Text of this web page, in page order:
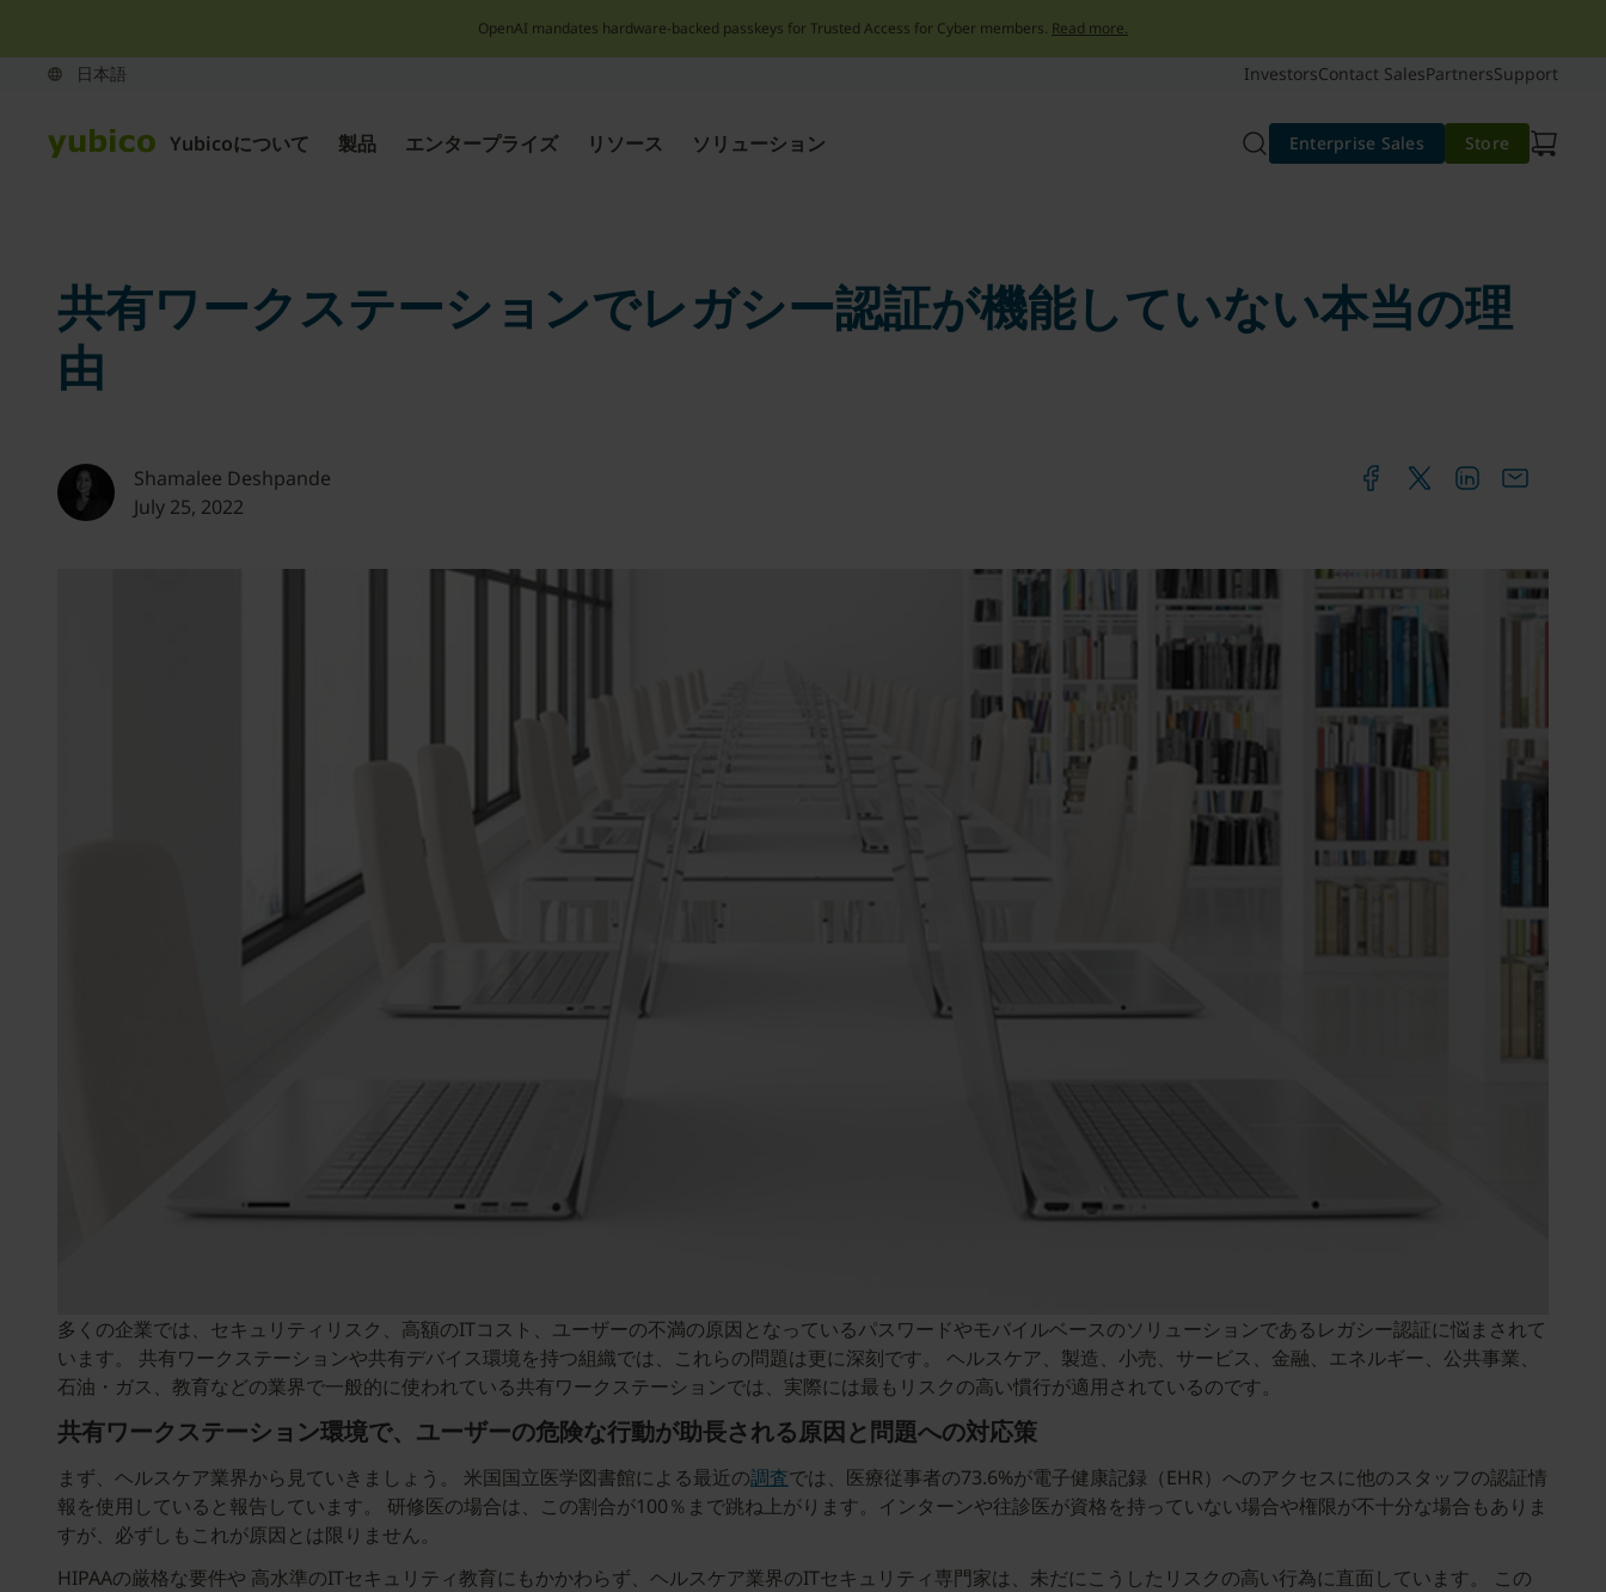
OpenAI mandates hardware-backed passkeys for Trusted Access for Cyber members. Read more.
InvestorsContact SalesPartnersSupport
Yubicoについて 製品 エンタープライズ リソース ソリューション Enterprise Sales Store
共有ワークステーションでレガシー認証が機能していない本当の理
由
Shamalee Deshpande
July 25, 2022
多くの企業では、セキュリティリスク、高額のITコスト、ユーザーの不満の原因となっているパスワードやモバイルベースのソリューションであるレガシー認証に悩まされて
います。 共有ワークステーションや共有デバイス環境を持つ組織では、これらの問題は更に深刻です。 ヘルスケア、製造、小売、サービス、金融、エネルギー、公共事業、
石油・ガス、教育などの業界で一般的に使われている共有ワークステーションでは、実際には最もリスクの高い慣行が適用されているのです。
共有ワークステーション環境で、ユーザーの危険な行動が助長される原因と問題への対応策
まず、ヘルスケア業界から見ていきましょう。 米国国立医学図書館による最近の調査では、医療従事者の73.6%が電子健康記録（EHR）へのアクセスに他のスタッフの認証情
報を使用していると報告しています。 研修医の場合は、この割合が100％まで跳ね上がります。インターンや往診医が資格を持っていない場合や権限が不十分な場合もありま
すが、必ずしもこれが原因とは限りません。
HIPAAの厳格な要件や 高水準のITセキュリティ教育にもかかわらず、ヘルスケア業界のITセキュリティ専門家は、未だにこうしたリスクの高い行為に直面しています。 この